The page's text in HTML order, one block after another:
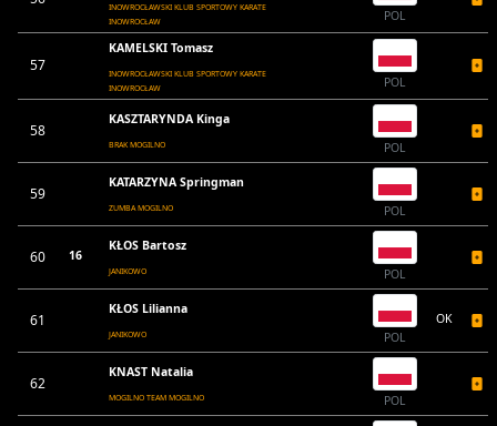
INOWROCŁAWSKI KLUB SPORTOWY KARATE
INOWROCŁAW
POL
57
KAMELSKI Tomasz
INOWROCŁAWSKI KLUB SPORTOWY KARATE
INOWROCŁAW
POL
58
KASZTARYNDA Kinga
BRAK MOGILNO POL
59
KATARZYNA Springman
ZUMBA MOGILNO POL
60 16
KŁOS Bartosz
JANIKOWO POL
61
KŁOS Lilianna
JANIKOWO POL
OK
62
KNAST Natalia
MOGILNO TEAM MOGILNO POL